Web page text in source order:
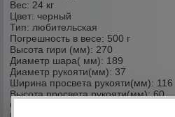
Вес: 24 кг
Цвет: черный
Тип: любительская
Погрешность в весе: 500 г
Высота гири (мм): 270
Диаметр шара( мм): 189
Диаметр рукояти(мм): 37
Ширина просвета рукояти(мм): 116
Высота просвета рукояти(мм): 60​
Остаток: